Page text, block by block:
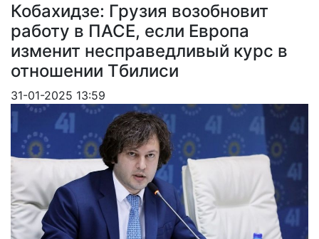
Кобахидзе: Грузия возобновит
работу в ПАСЕ, если Европа
изменит несправедливый курс в
отношении Тбилиси
31-01-2025 13:59